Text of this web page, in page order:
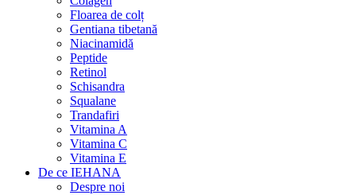
Floarea de colț
Gentiana tibetană
Niacinamidă
Peptide
Retinol
Schisandra
Squalane
Trandafiri
Vitamina A
Vitamina C
Vitamina E
De ce IEHANA
Despre noi